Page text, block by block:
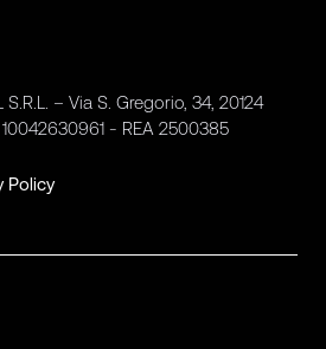
– Via S. Gregorio, 34, 20124
- REA 2500385
Policy